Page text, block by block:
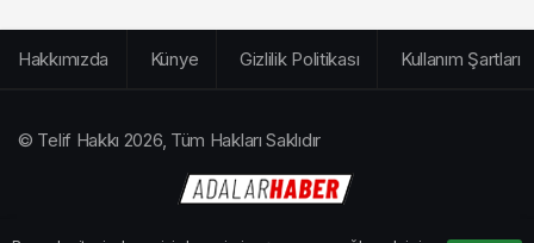
Hakkımızda Künye Gizlilik Politikası Kullanım Şartları
© Telif Hakkı 2026, Tüm Hakları Saklıdır